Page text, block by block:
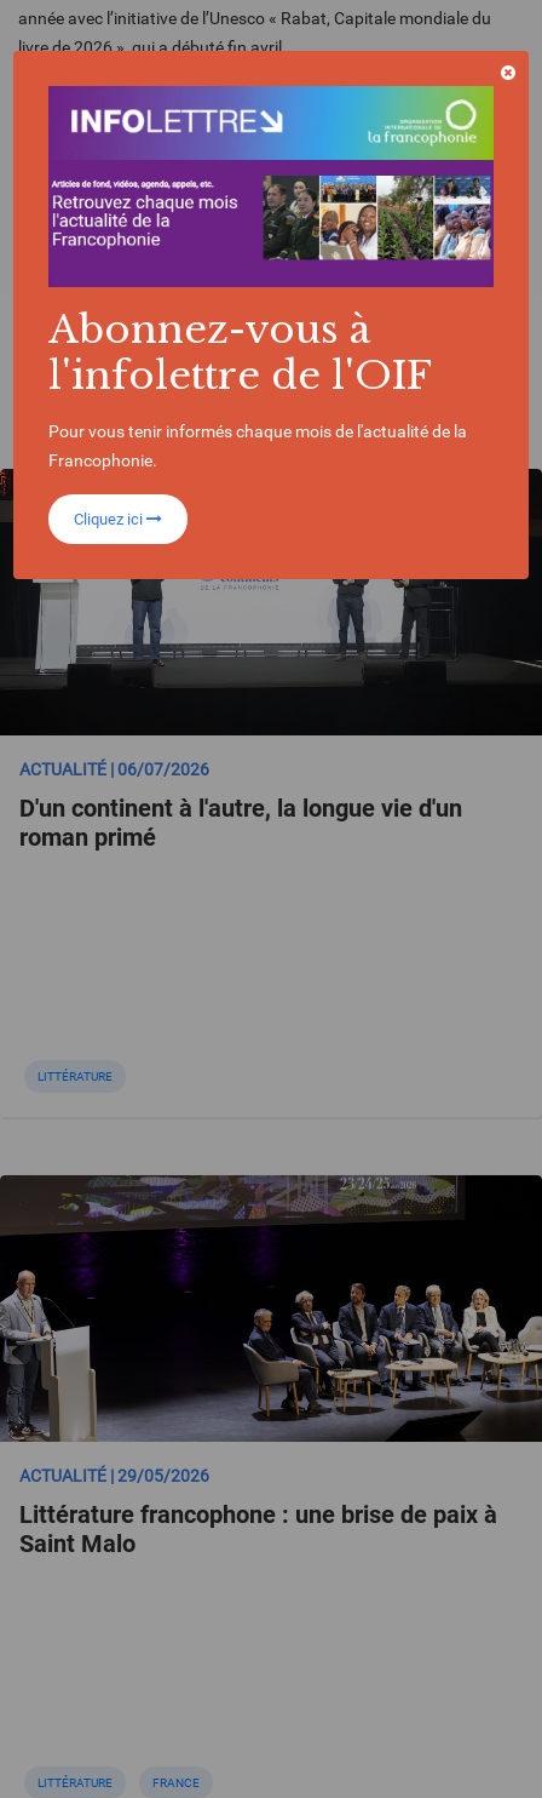
année avec l’initiative de l’Unesco « Rabat, Capitale mondiale du
livre de 2026 », qui a débuté fin avril.
Plus d'informations sur le site
internet du SIEL
Cliquez ici
SÉLECTIONNÉ POUR VOUS
ACTUALITÉ | 06/07/2026
D'un continent à l'autre, la longue vie d'un
roman primé
LITTÉRATURE
ACTUALITÉ | 29/05/2026
Littérature francophone : une brise de paix à
Saint Malo
LITTÉRATURE FRANCE
Abonnez-vous à
l'infolettre de l'OIF
Pour vous tenir informés chaque mois de l'actualité de la
Francophonie.
Cliquez ici